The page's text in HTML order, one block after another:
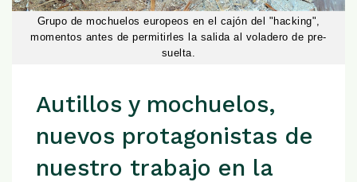
Grupo de mochuelos europeos en el cajón del "hacking",
momentos antes de permitirles la salida al voladero de pre-
suelta.
Autillos y mochuelos,
nuevos protagonistas de
nuestro trabajo en la